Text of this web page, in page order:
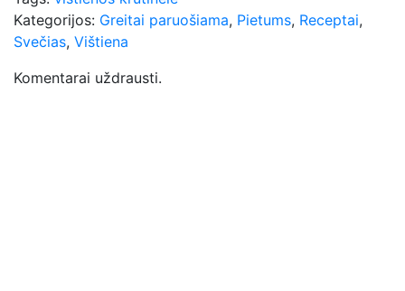
Kategorijos: Greitai paruošiama, Pietums, Receptai,
Svečias, Vištiena
Komentarai uždrausti.